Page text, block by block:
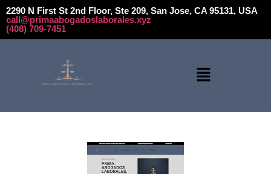
2290 N First St 2nd Floor, Ste 209, San Jose, CA 95131, USA
call@primaabogadoslaborales.xyz
(408) 709-7451